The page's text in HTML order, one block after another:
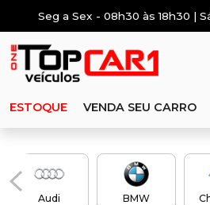
Seg a Sex - 08h30 às 18h30 |
ESTOQUE VENDA SEU CARRO
Audi BMW